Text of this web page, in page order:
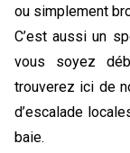
ou simplement
C’est aussi un
vous soyez
trouverez ici de
d’escalade
baie.